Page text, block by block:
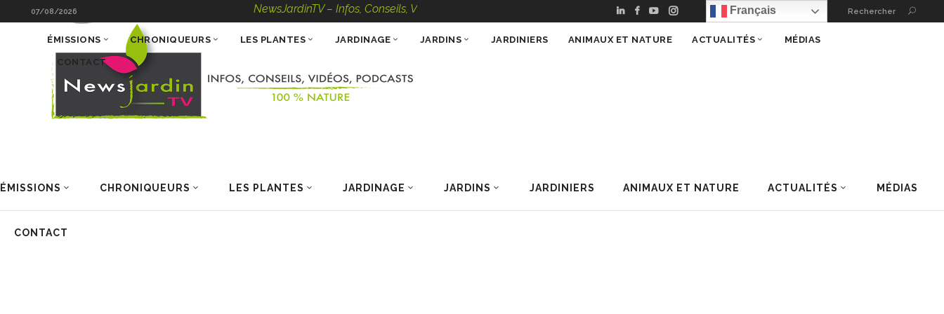
07/08/2026 NewsJardinTV – Infos, Conseils, Vidéos, Podcasts – 100 % Nature Français Rechercher
ÉMISSIONS CHRONIQUEURS LES PLANTES JARDINAGE JARDINS JARDINIERS ANIMAUX ET NATURE ACTUALITÉS MÉDIAS
CONTACT
ÉMISSIONS CHRONIQUEURS LES PLANTES JARDINAGE JARDINS JARDINIERS ANIMAUX ET NATURE ACTUALITÉS MÉDIAS
CONTACT